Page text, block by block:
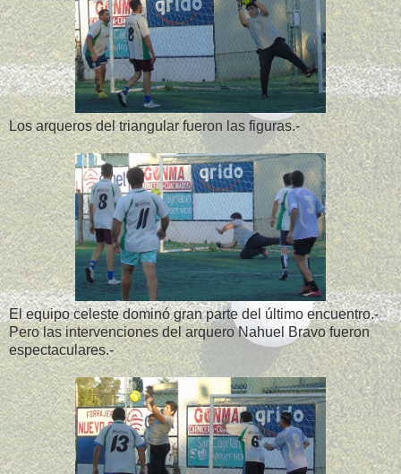
Los arqueros del triangular fueron las figuras.-
El equipo celeste dominó gran parte del último encuentro.-
Pero las intervenciones del arquero Nahuel Bravo fueron
espectaculares.-